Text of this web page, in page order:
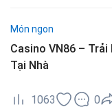
Món ngon
Casino VN86 –
Tại Nhà
1063 0